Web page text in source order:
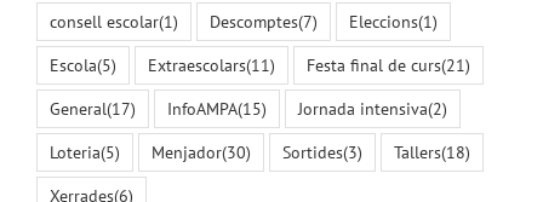
consell escolar(1) Descomptes(7) Eleccions(1)
Escola(5) Extraescolars(11) Festa final de curs(21)
General(17) InfoAMPA(15) Jornada intensiva(2)
Loteria(5) Menjador(30) Sortides(3) Tallers(18)
Xerrades(6)